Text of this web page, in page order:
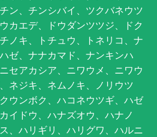
ン、チンシバイ、ツクバネウツ
カエデ、ドウダンツツジ、ドク
ノキ、トチュウ、トネリコ、ナ
ゼ、ナナカマド、ナンキンハ
セアカシア、ニワウメ、ニワウ
ネジキ、ネムノキ、ノリウツ
ウンボク、ハコネウツギ、ハゼ
イドウ、ハナズオウ、ハナノ
、ハリギリ、ハリグワ、ハルニ